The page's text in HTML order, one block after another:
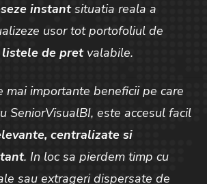
instantsituatia reala a
usor tot portofoliul de
listele de pretvalabile.
mai importante beneficii pe care
SeniorVisualBI, este accesul facil
centralizate si
. In loc sa pierdem timp cu
sau extrageri dispersate de